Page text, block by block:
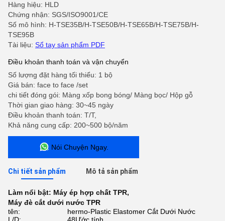
Hàng hiệu: HLD
Chứng nhận: SGS/ISO9001/CE
Số mô hình: H-TSE35B/H-TSE50B/H-TSE65B/H-TSE75B/H-
TSE95B
Tài liệu: Sổ tay sản phẩm PDF
Điều khoản thanh toán và vận chuyển
Số lượng đặt hàng tối thiểu: 1 bộ
Giá bán: face to face /set
chi tiết đóng gói: Màng xốp bong bóng/ Màng bọc/ Hộp gỗ
Thời gian giao hàng: 30~45 ngày
Điều khoản thanh toán: T/T,
Khả năng cung cấp: 200~500 bộ/năm
Nói Chuyện Ngay.
Chi tiết sản phẩm Mô tả sản phẩm
Làm nổi bật: Máy ép hợp chất TPR,
Máy đè cắt dưới nước TPR
tên:
hermo-Plastic Elastomer Cắt Dưới Nước